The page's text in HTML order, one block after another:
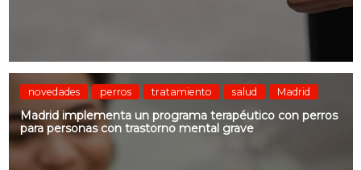
novedades perros tratamiento salud Madrid
Madrid implementa un programa terapéutico con perros
para personas con trastorno mental grave